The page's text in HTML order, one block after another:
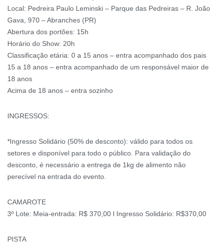
Local: Pedreira Paulo Leminski – Parque das Pedreiras – R. João
Gava, 970 – Abranches (PR)
Abertura dos portões: 15h
Horário do Show: 20h
Classificação etária: 0 a 15 anos – entra acompanhado dos pais
15 a 18 anos – entra acompanhado de um responsável maior de
18 anos
Acima de 18 anos – entra sozinho
INGRESSOS:
*Ingresso Solidário (50% de desconto): válido para todos os
setores e disponível para todo o público. Para validação do
desconto, é necessário a entrega de 1kg de alimento não
perecível na entrada do evento.
CAMAROTE
3º Lote: Meia-entrada: R$ 370,00 l Ingresso Solidário: R$370,00
PISTA